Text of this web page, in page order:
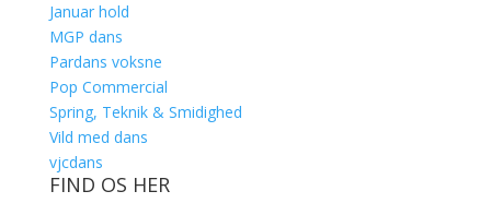
Januar hold
MGP dans
Pardans voksne
Pop Commercial
Spring, Teknik & Smidighed
Vild med dans
vjcdans
FIND OS HER